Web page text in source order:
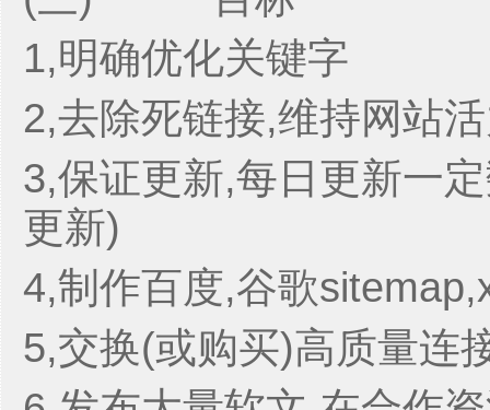
1,明确优化关键字
2,去除死链接,维持网站
3,保证更新,每日更新一
更新)
4,制作百度,谷歌
5,交换(或购买)高质量连